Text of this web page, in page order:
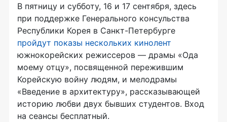
В пятницу и субботу, 16 и 17 сентября, здесь
при поддержке Генерального консульства
Республики Корея в Санкт-Петербурге
пройдут показы нескольких кинолент
южнокорейских режиссеров — драмы «Ода
моему отцу», посвященной пережившим
Корейскую войну людям, и мелодрамы
«Введение в архитектуру», рассказывающей
историю любви двух бывших студентов. Вход
на сеансы бесплатный.